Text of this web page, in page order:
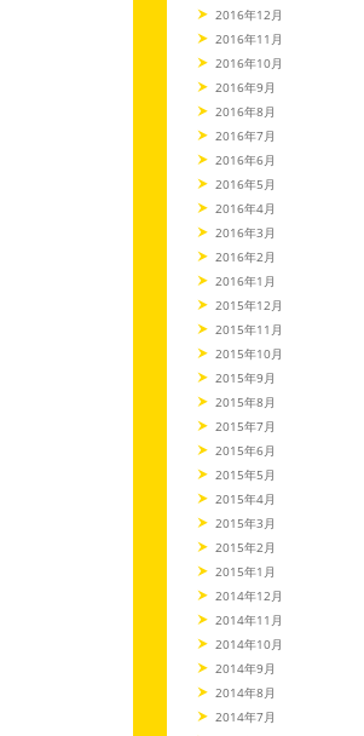
2016年12月
2016年11月
2016年10月
2016年9月
2016年8月
2016年7月
2016年6月
2016年5月
2016年4月
2016年3月
2016年2月
2016年1月
2015年12月
2015年11月
2015年10月
2015年9月
2015年8月
2015年7月
2015年6月
2015年5月
2015年4月
2015年3月
2015年2月
2015年1月
2014年12月
2014年11月
2014年10月
2014年9月
2014年8月
2014年7月